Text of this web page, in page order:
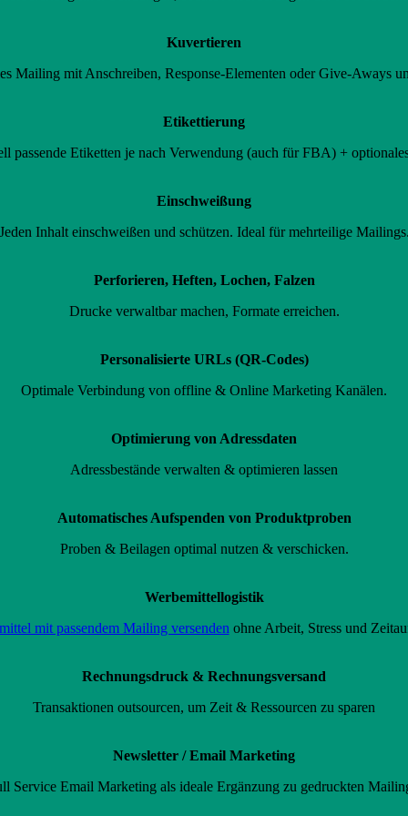
Kuvertieren
Mailing mit Anschreiben, Response-Elementen oder Give-Aways
Etikettierung
passende Etiketten je nach Verwendung (auch für FBA) +
Einschweißung
Jeden Inhalt einschweißen und schützen. Ideal für mehrteilige Mailings.
Perforieren, Heften, Lochen, Falzen
Drucke verwaltbar machen, Formate erreichen.
Personalisierte URLs (QR-Codes)
Optimale Verbindung von offline & Online Marketing Kanälen.
Optimierung von Adressdaten
Adressbestände verwalten & optimieren lassen
Automatisches Aufspenden von Produktproben
Proben & Beilagen optimal nutzen & verschicken.
Werbemittellogistik
mit passendem Mailing versendenohne Arbeit, Stress und
Rechnungsdruck & Rechnungsversand
Transaktionen outsourcen, um Zeit & Ressourcen zu sparen
Newsletter / Email Marketing
Service Email Marketing als ideale Ergänzung zu gedruckten